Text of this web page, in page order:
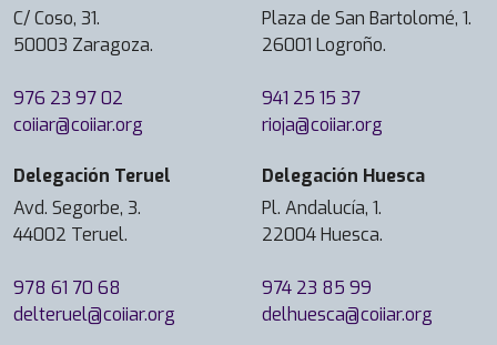
C/ Coso, 31.
50003 Zaragoza.
976 23 97 02
coiiar@coiiar.org
Plaza de San Bartolomé, 1.
26001 Logroño.
941 25 15 37
rioja@coiiar.org
Delegación Teruel
Avd. Segorbe, 3.
44002 Teruel.
978 61 70 68
delteruel@coiiar.org
Delegación Huesca
Pl. Andalucía, 1.
22004 Huesca.
974 23 85 99
delhuesca@coiiar.org